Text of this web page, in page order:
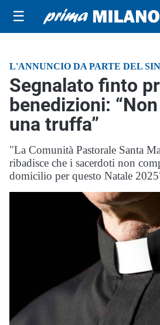
☰
L'ANNUNCIO DA PARTE DEL
Segnalato finto
benedizioni:
una truffa”
"La Comunità Pastorale Santa
ribadisce che i sacerdoti non
domicilio per questo Natale